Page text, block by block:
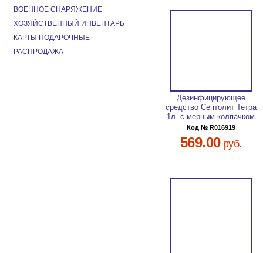
Дезинфицирующее
средство Септолит Тетра
1л. с мерным колпачком
Код № R016919
569.00руб.
ВОЕННОЕ СНАРЯЖЕНИЕ
ХОЗЯЙСТВЕННЫЙ ИНВЕНТАРЬ
КАРТЫ ПОДАРОЧНЫЕ
РАСПРОДАЖА